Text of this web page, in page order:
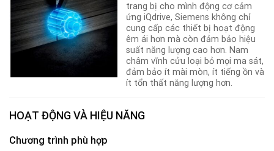
trang bị cho mình động cơ cảm
ứng iQdrive, Siemens không chỉ
cung cấp các thiết bị hoạt động
êm ái hơn mà còn đảm bảo hiệu
suất năng lượng cao hơn. Nam
châm vĩnh cửu loại bỏ mọi ma sát,
đảm bảo ít mài mòn, ít tiếng ồn và
ít tổn thất năng lượng hơn.
HOẠT ĐỘNG VÀ HIỆU NĂNG
Chương trình phù hợp